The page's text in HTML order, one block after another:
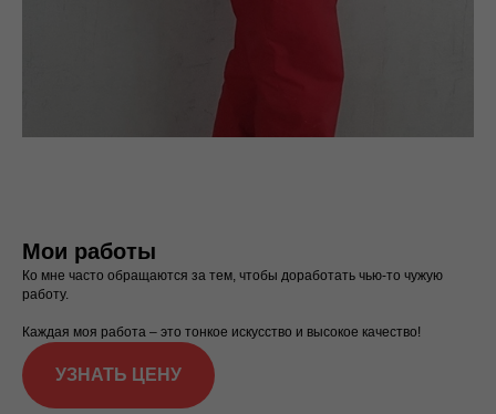
Мои работы
Ко мне часто обращаются за тем, чтобы доработать чью-то чужую
работу.
Каждая моя работа – это тонкое искусство и высокое качество!
УЗНАТЬ ЦЕНУ